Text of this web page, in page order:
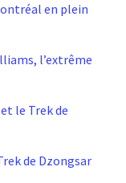
en plein
l’extrême
le Trek de
de Dzongsar